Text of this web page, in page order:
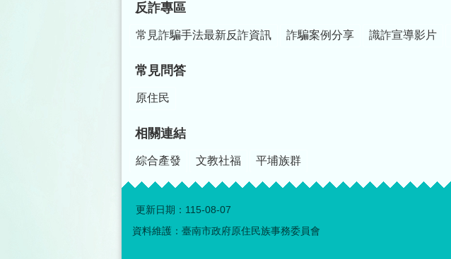
反詐專區
常見詐騙手法最新反詐資訊 詐騙案例分享 識詐宣導影片
常見問答
原住民
相關連結
綜合產發 文教社福 平埔族群
更新日期： 115-08-07
資料維護：臺南市政府原住民族事務委員會